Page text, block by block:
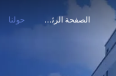
الصفحة الرئيسية حولنا